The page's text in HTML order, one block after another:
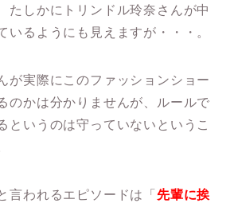
たしかにトリンドル玲奈さんが中
いるようにも見えますが・・・。
が実際にこのファッションショー
のかは分かりませんが、ルールで
というのは守っていないというこ
言われるエピソードは「 先輩に挨